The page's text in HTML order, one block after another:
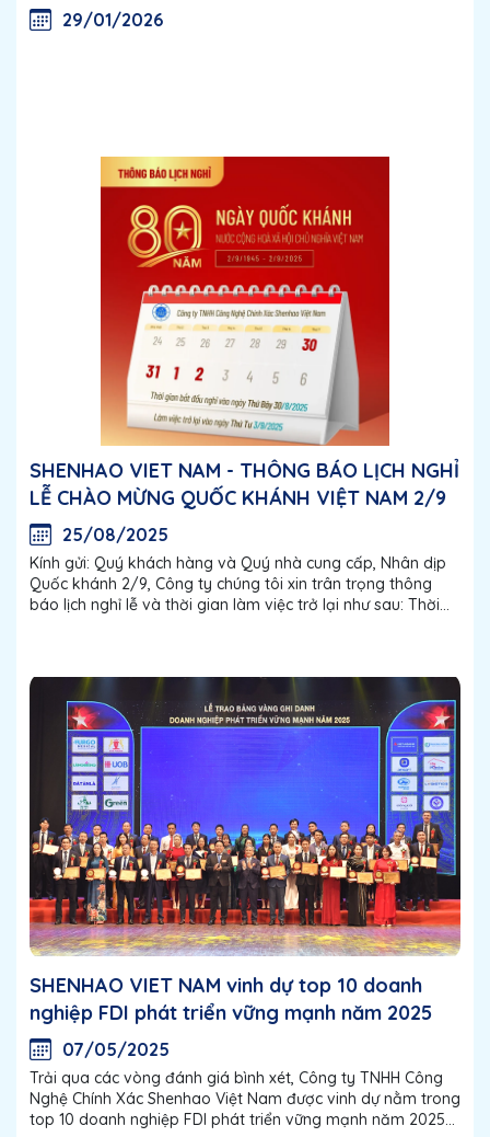
29/01/2026
SHENHAO VIET NAM - THÔNG BÁO LỊCH NGHỈ
LỄ CHÀO MỪNG QUỐC KHÁNH VIỆT NAM 2/9
25/08/2025
Kính gửi: Quý khách hàng và Quý nhà cung cấp, Nhân dịp
Quốc khánh 2/9, Công ty chúng tôi xin trân trọng thông
báo lịch nghỉ lễ và thời gian làm việc trở lại như sau: Thời
SHENHAO VIET NAM vinh dự top 10 doanh
nghiệp FDI phát triển vững mạnh năm 2025
07/05/2025
Trải qua các vòng đánh giá bình xét, Công ty TNHH Công
Nghệ Chính Xác Shenhao Việt Nam được vinh dự nằm trong
top 10 doanh nghiệp FDI phát triển vững mạnh năm 2025